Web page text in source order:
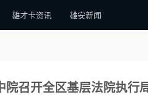
雄才卡资讯 雄安新闻
召开全区基层法院执行